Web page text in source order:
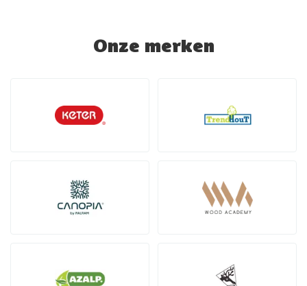
Onze merken